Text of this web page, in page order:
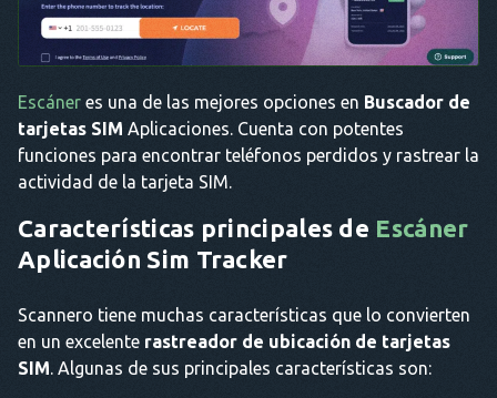
Escáner es una de las mejores opciones en Buscador de
tarjetas SIM Aplicaciones. Cuenta con potentes
funciones para encontrar teléfonos perdidos y rastrear la
actividad de la tarjeta SIM.
Características principales de Escáner
Aplicación Sim Tracker
Scannero tiene muchas características que lo convierten
en un excelente rastreador de ubicación de tarjetas
SIM. Algunas de sus principales características son: